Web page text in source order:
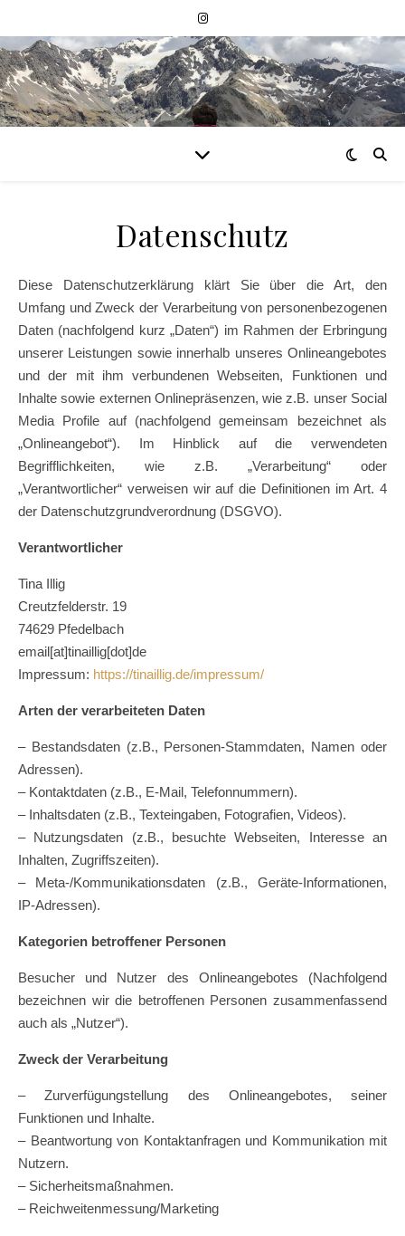
Datenschutz
Diese Datenschutzerklärung klärt Sie über die Art, den
Umfang und Zweck der Verarbeitung von personenbezogenen
Daten (nachfolgend kurz „Daten“) im Rahmen der Erbringung
unserer Leistungen sowie innerhalb unseres Onlineangebotes
und der mit ihm verbundenen Webseiten, Funktionen und
Inhalte sowie externen Onlinepräsenzen, wie z.B. unser Social
Media Profile auf (nachfolgend gemeinsam bezeichnet als
„Onlineangebot“). Im Hinblick auf die verwendeten
Begrifflichkeiten, wie z.B. „Verarbeitung“ oder
„Verantwortlicher“ verweisen wir auf die Definitionen im Art. 4
der Datenschutzgrundverordnung (DSGVO).
Verantwortlicher
Tina Illig
Creutzfelderstr. 19
74629 Pfedelbach
email[at]tinaillig[dot]de
Impressum: https://tinaillig.de/impressum/
Arten der verarbeiteten Daten
– Bestandsdaten (z.B., Personen-Stammdaten, Namen oder
Adressen).
– Kontaktdaten (z.B., E-Mail, Telefonnummern).
– Inhaltsdaten (z.B., Texteingaben, Fotografien, Videos).
– Nutzungsdaten (z.B., besuchte Webseiten, Interesse an
Inhalten, Zugriffszeiten).
– Meta-/Kommunikationsdaten (z.B., Geräte-Informationen,
IP-Adressen).
Kategorien betroffener Personen
Besucher und Nutzer des Onlineangebotes (Nachfolgend
bezeichnen wir die betroffenen Personen zusammenfassend
auch als „Nutzer“).
Zweck der Verarbeitung
– Zurverfügungstellung des Onlineangebotes, seiner
Funktionen und Inhalte.
– Beantwortung von Kontaktanfragen und Kommunikation mit
Nutzern.
– Sicherheitsmaßnahmen.
– Reichweitenmessung/Marketing